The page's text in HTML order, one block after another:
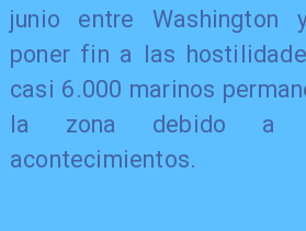
junio entre Washington
poner fin a las
casi 6.000 marinos
la zona debido a
acontecimientos.